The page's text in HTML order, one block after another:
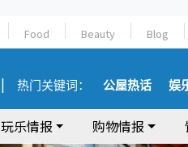
Food Beauty Blog
热门关键词： 公屋热话 娱
玩乐情报 购物情报